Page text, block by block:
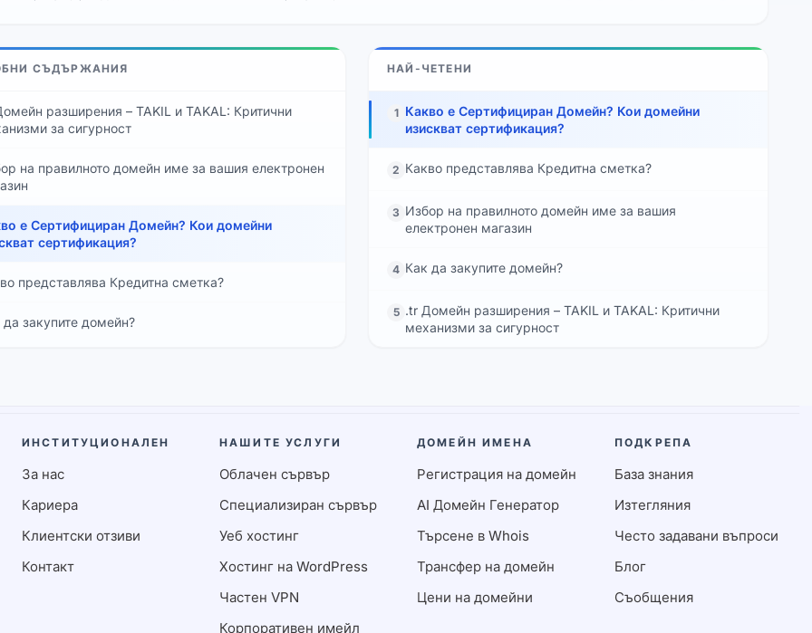
СЪДЪРЖАНИЯ
разширения – TAKIL и TAKAL: Критични
за сигурност
на правилното домейн име за вашия електронен
е Сертифициран Домейн? Кои домейни
сертификация?
представлява Кредитна сметка?
да закупите домейн?
НАЙ-ЧЕТЕНИ
1 Какво е Сертифициран Домейн? Кои домейни
изискват сертификация?
2 Какво представлява Кредитна сметка?
3 Избор на правилното домейн име за вашия
електронен магазин
4 Как да закупите домейн?
5 .tr Домейн разширения – TAKIL и TAKAL: Критични
механизми за сигурност
ИНСТИТУЦИОНАЛЕН
За нас
Кариера
Клиентски отзиви
Контакт
НАШИТЕ УСЛУГИ
Облачен сървър
Специализиран сървър
Уеб хостинг
Хостинг на WordPress
Частен VPN
Корпоративен имейл
ДОМЕЙН ИМЕНА
Регистрация на домейн
AI Домейн Генератор
Търсене в Whois
Трансфер на домейн
Цени на домейни
ПОДКРЕПА
База знания
Изтегляния
Често задавани въпроси
Блог
Съобщения